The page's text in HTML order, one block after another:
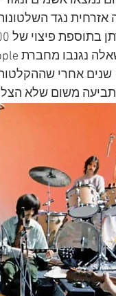
אזרחית נגד
הגישה תלונה למשטרה רק 18
משום שלא